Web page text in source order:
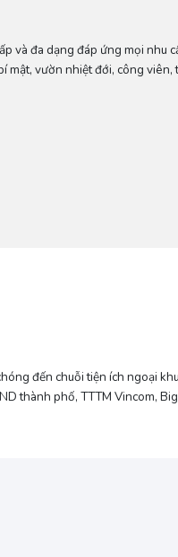
và đa dạng đáp ứng mọi
vườn nhiệt đới, công
đến chuỗi tiện ích ngoại
thành phố, TTTM Vincom,